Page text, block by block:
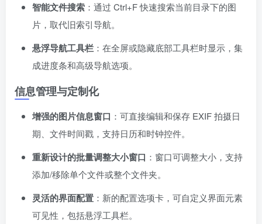
智能文件搜索 ：通过 Ctrl+F 快速搜索当前目录下的图
片，取代旧索引导航。
悬浮导航工具栏 ：在全屏或隐藏底部工具栏时显示，集
成进度条和高级导航选项。
信息管理与定制化
增强的图片信息窗口 ：可直接编辑和保存 EXIF 拍摄日
期、文件时间戳，支持日历和时钟控件。
重新设计的批量调整大小窗口 ：窗口可调整大小，支持
添加/移除单个文件或整个文件夹。
灵活的界面配置 ：新的配置选项卡，可自定义界面元素
可见性，包括悬浮工具栏。